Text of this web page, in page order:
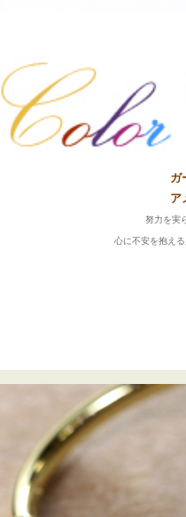
ガ
ア
努力を実
心に不安を抱え